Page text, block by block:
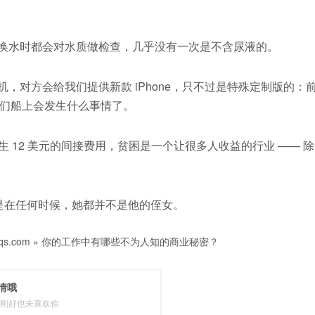
时都会对水质做检查，几乎没有一次是不含尿液的。
对方会给我们提供新款 iPhone，只不过是特殊定制版的：
上会发生什么事情了。
12 美元的间接费用，贫困是一个让很多人收益的行业 —— 除
任何时候，她都并不是他的侄女。
» 你的工作中有哪些不为人知的商业秘密？
哦
好也未喜欢你